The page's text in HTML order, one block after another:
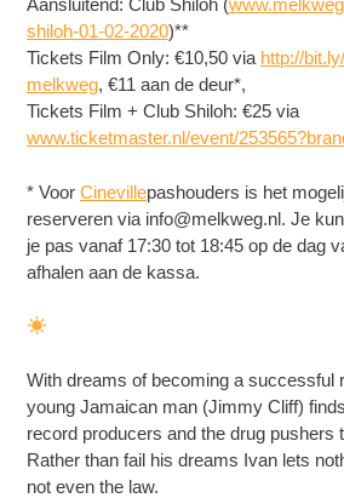
Aansluitend: Club Shiloh (
shiloh-01-02-2020)**
Tickets Film Only: €10,50 via http://
melkweg, €11 aan de deur*,
Tickets Film + Club Shiloh: €25 via
www.ticketmaster.nl/event/
* VoorCinevillepashouders is het
reserveren via info@melkweg.nl. Je
je pas vanaf 17:30 tot 18:45 op de dag
afhalen aan de kassa.
With dreams of becoming a successful
young Jamaican man (Jimmy Cliff)
record producers and the drug pushers
Rather than fail his dreams Ivan lets
not even the law.